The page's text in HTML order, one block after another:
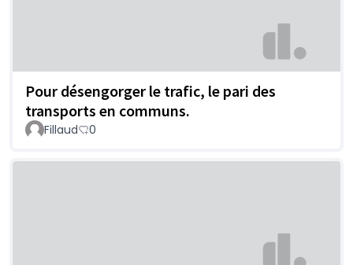
Pour désengorger le trafic, le pari des
transports en communs.
Fillaud 0